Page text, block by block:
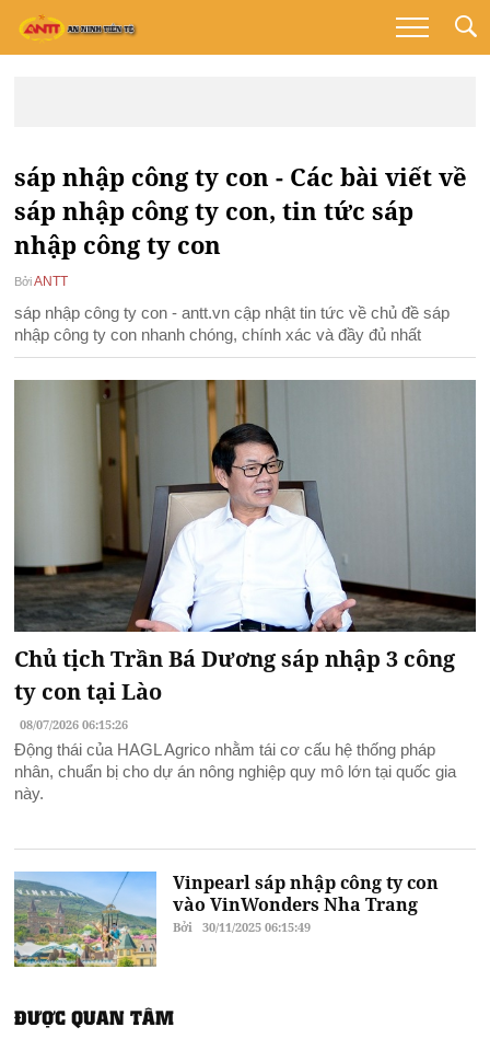
sáp nhập công ty con - Các bài viết về
sáp nhập công ty con, tin tức sáp
nhập công ty con
Bởi ANTT
sáp nhập công ty con - antt.vn cập nhật tin tức về chủ đề sáp
nhập công ty con nhanh chóng, chính xác và đầy đủ nhất
Chủ tịch Trần Bá Dương sáp nhập 3 công
ty con tại Lào
08/07/2026 06:15:26
Động thái của HAGL Agrico nhằm tái cơ cấu hệ thống pháp
nhân, chuẩn bị cho dự án nông nghiệp quy mô lớn tại quốc gia
này.
Vinpearl sáp nhập công ty con
vào VinWonders Nha Trang
Bởi 30/11/2025 06:15:49
ĐƯỢC QUAN TÂM